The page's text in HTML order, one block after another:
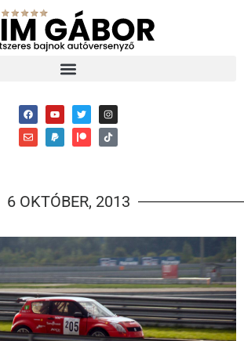
6 OKTÓBER, 2013